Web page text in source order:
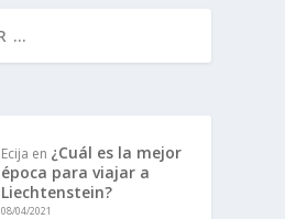
Ecija en ¿Cuál es la mejor
época para viajar a
Liechtenstein?
08/04/2021